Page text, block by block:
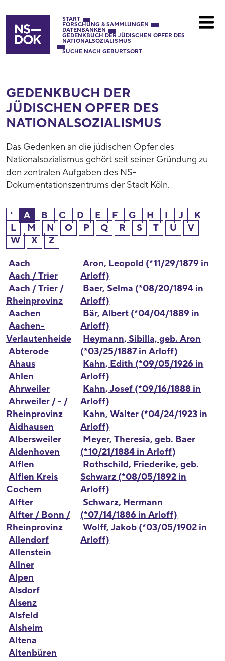
START
FORSCHUNG & SAMMLUNGEN
DATENBANKEN
GEDENKBUCH DER JÜDISCHEN OPFER DES
NATIONALSOZIALISMUS
SUCHE NACH GEBURTSORT
GEDENKBUCH DER
JÜDISCHEN OPFER DES
NATIONAL­SOZIALISMUS
Das Gedenken an die jüdischen Opfer des
Nationalsozialismus gehört seit seiner Gründung zu
den zentralen Aufgaben des NS-
Dokumentationszentrums der Stadt Köln.
' A B C D E F G H I J
K
L
M N O P Q R S T U
V
W
X
Z
Aach
Aach / Trier
Aach / Trier /
Rheinprovinz
Aachen
Aachen-
Verlautenheide
Abterode
Ahaus
Ahlen
Ahrweiler
Ahrweiler / - /
Rheinprovinz
Aidhausen
Albersweiler
Aldenhoven
Alflen
Alflen Kreis
Cochem
Alfter
Alfter / Bonn /
Rheinprovinz
Allendorf
Allenstein
Allner
Alpen
Alsdorf
Alsenz
Alsfeld
Alsheim
Altena
Altenbüren
Aron, Leopold (*11/29/1879 in
Arloff)
Baer, Selma (*08/20/1894 in
Arloff)
Bär, Albert (*04/04/1889 in
Arloff)
Heymann, Sibilla, geb. Aron
(*03/25/1887 in Arloff)
Kahn, Edith (*09/05/1926 in
Arloff)
Kahn, Josef (*09/16/1888 in
Arloff)
Kahn, Walter (*04/24/1923 in
Arloff)
Meyer, Theresia, geb. Baer
(*10/21/1884 in Arloff)
Rothschild, Friederike, geb.
Schwarz (*08/05/1892 in
Arloff)
Schwarz, Hermann
(*07/14/1886 in Arloff)
Wolff, Jakob (*03/05/1902 in
Arloff)